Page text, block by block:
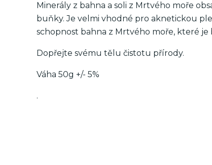
Minerály z bahna a soli z Mrtvého moře
buňky. Je velmi vhodné pro aknetickou
schopnost bahna z Mrtvého moře, které je
Dopřejte svému tělu čistotu přírody.
Váha 50g +/- 5%
.